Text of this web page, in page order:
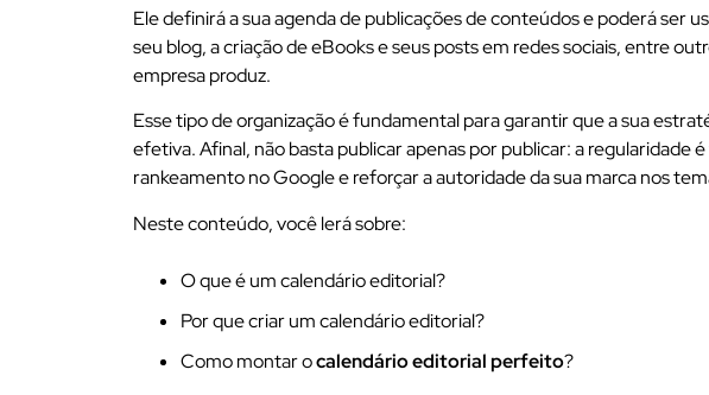
Ele definirá a sua agenda de publicações de conteúdos e poderá ser
seu blog, a criação de eBooks e seus posts em redes sociais, entre
empresa produz.
Esse tipo de organização é fundamental para garantir que a sua
efetiva. Afinal, não basta publicar apenas por publicar: a regularidade
rankeamento no Google e reforçar a autoridade da sua marca nos
Neste conteúdo, você lerá sobre:
O que é um calendário editorial?
Por que criar um calendário editorial?
Como montar ocalendário editorial perfeito?